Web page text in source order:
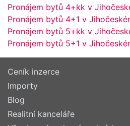
Pronájem bytů 4+kk v
Pronájem bytů 4+1 v
Pronájem bytů 5+kk v
Pronájem bytů 5+1 v
Ceník inzerce
Importy
Blog
Realitní kanceláře